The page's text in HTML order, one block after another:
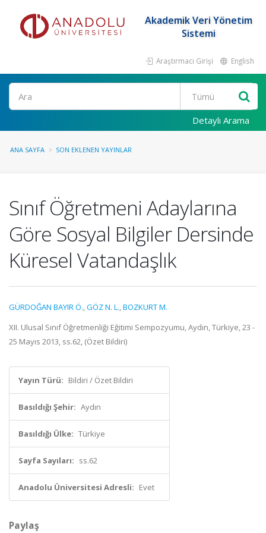
Akademik Veri Yönetim
Sistemi
Araştırmacı Girişi English
Ara
Detaylı Arama
ANA SAYFA SON EKLENEN YAYINLAR
Sınıf Öğretmeni Adaylarına
Göre Sosyal Bilgiler Dersinde
Küresel Vatandaşlık
GÜRDOĞAN BAYIR Ö.,GÖZ N. L.,BOZKURT M.
XII. Ulusal Sınıf Öğretmenliği Eğitimi Sempozyumu, Aydın, Türkiye, 23 -
25 Mayıs 2013, ss.62, (Özet Bildiri)
Yayın Türü: Bildiri / Özet Bildiri
Basıldığı Şehir: Aydın
Basıldığı Ülke: Türkiye
Sayfa Sayıları: ss.62
Anadolu Üniversitesi Adresli: Evet
Paylaş